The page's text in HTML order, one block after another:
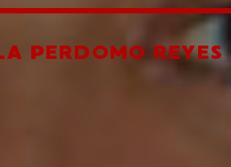
PERDOMO REYES